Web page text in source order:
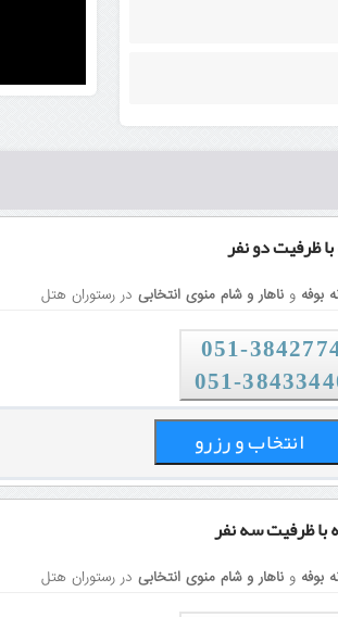
با ظرفیت دو نفر
بوفه و ناهار و شام منوی انتخابیدر رستوران هتل
38427746-
051-
انتخاب و رزرو
با ظرفیت سه نفر
بوفه و ناهار و شام منوی انتخابیدر رستوران هتل